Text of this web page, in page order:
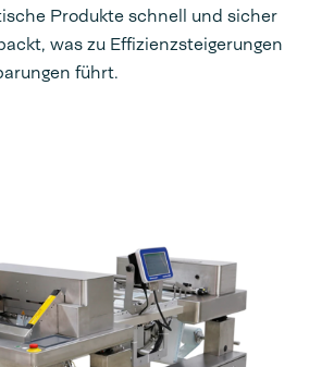
Produkte schnell und sicher
was zu Effizienzsteigerungen
führt.